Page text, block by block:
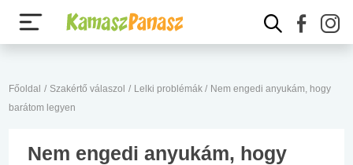
Főoldal / Szakértő válaszol / Lelki problémák / Nem engedi anyukám, hogy
barátom legyen
Nem engedi anyukám, hogy